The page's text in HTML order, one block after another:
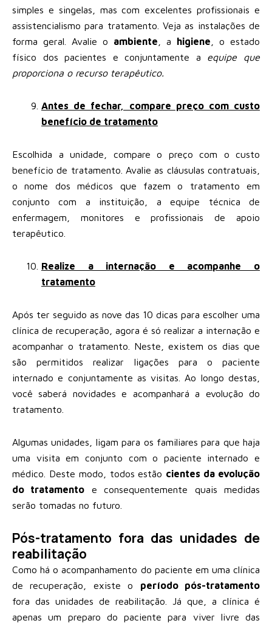
simples e singelas, mas com excelentes profissionais e
assistencialismo para tratamento. Veja as instalações de
forma geral. Avalie o ambiente , a higiene , o estado
físico dos pacientes e conjuntamente a equipe que
proporciona o recurso terapêutico.
Antes de fechar, compare preço com custo
benefício de tratamento
Escolhida a unidade, compare o preço com o custo
benefício de tratamento. Avalie as cláusulas contratuais,
o nome dos médicos que fazem o tratamento em
conjunto com a instituição, a equipe técnica de
enfermagem, monitores e profissionais de apoio
terapêutico.
Realize a internação e acompanhe o
tratamento
Após ter seguido as nove das 10 dicas para escolher uma
clínica de recuperação, agora é só realizar a internação e
acompanhar o tratamento. Neste, existem os dias que
são permitidos realizar ligações para o paciente
internado e conjuntamente as visitas. Ao longo destas,
você saberá novidades e acompanhará a evolução do
tratamento.
Algumas unidades, ligam para os familiares para que haja
uma visita em conjunto com o paciente internado e
médico. Deste modo, todos estão cientes da evolução
do tratamento e consequentemente quais medidas
serão tomadas no futuro.
Pós-tratamento fora das unidades de
reabilitação
Como há o acompanhamento do paciente em uma clínica
de recuperação, existe o período pós-tratamento
fora das unidades de reabilitação. Já que, a clínica é
apenas um preparo do paciente para viver livre das